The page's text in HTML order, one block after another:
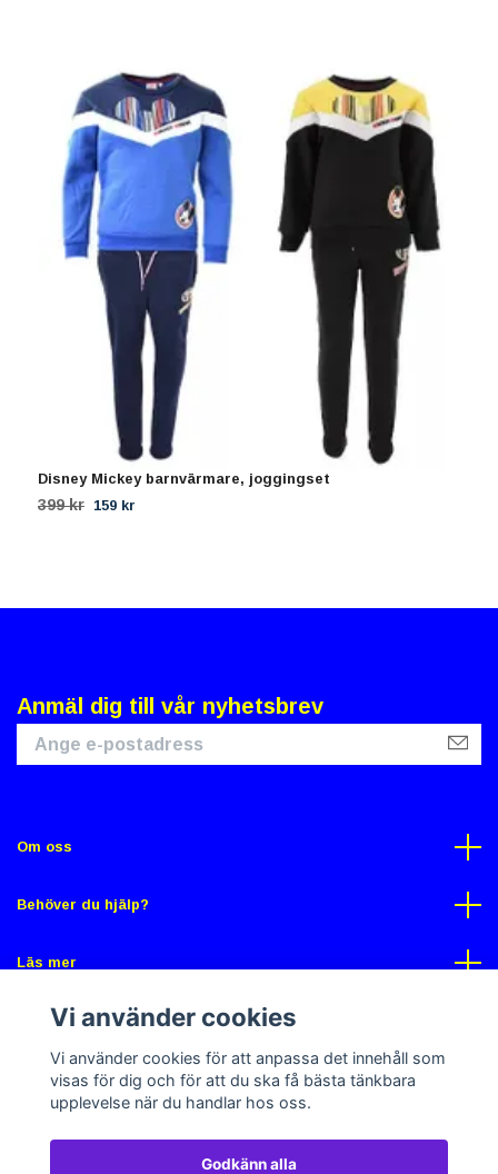
Disney Mickey barnvärmare, joggingset
399 kr 159 kr
Anmäl dig till vår nyhetsbrev
Om oss
Behöver du hjälp?
Läs mer
Sociala medier
Vi använder cookies
Vi använder cookies för att anpassa det innehåll som
visas för dig och för att du ska få bästa tänkbara
upplevelse när du handlar hos oss.
Godkänn alla